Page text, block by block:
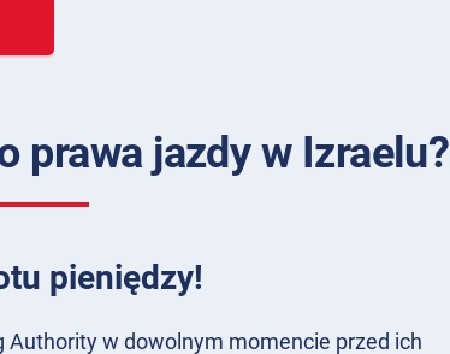
prawa jazdy w Izraelu?
pieniędzy!
w dowolnym momencie przed ich